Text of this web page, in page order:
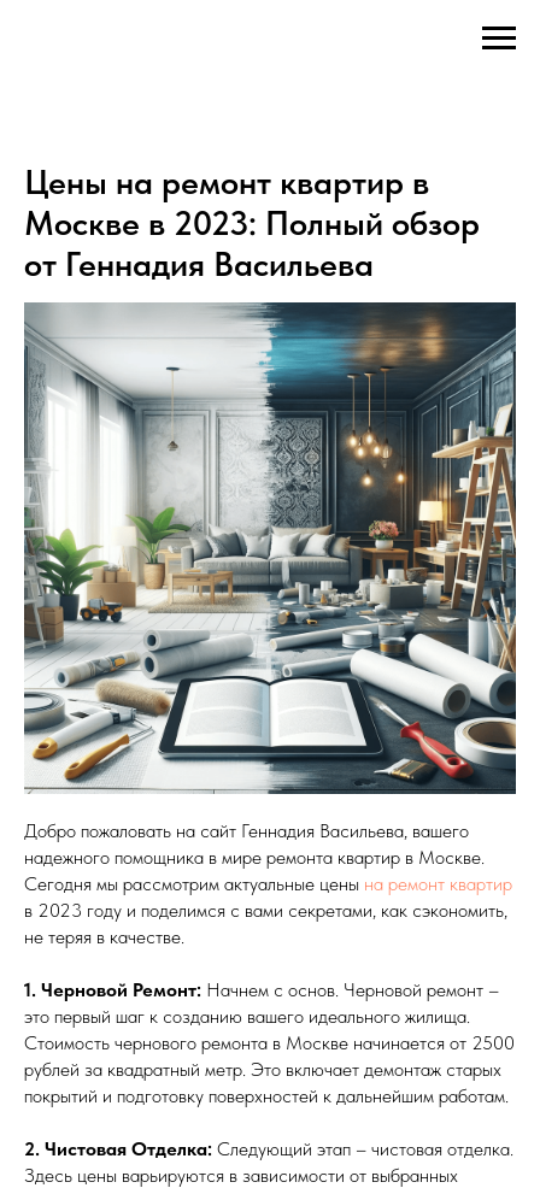
Цены на ремонт квартир в
Москве в 2023: Полный обзор
от Геннадия Васильева
Добро пожаловать на сайт Геннадия Васильева, вашего
надежного помощника в мире ремонта квартир в Москве.
Сегодня мы рассмотрим актуальные цены на ремонт квартир
в 2023 году и поделимся с вами секретами, как сэкономить,
не теряя в качестве.
1. Черновой Ремонт: Начнем с основ. Черновой ремонт –
это первый шаг к созданию вашего идеального жилища.
Стоимость чернового ремонта в Москве начинается от 2500
рублей за квадратный метр. Это включает демонтаж старых
покрытий и подготовку поверхностей к дальнейшим работам.
2. Чистовая Отделка: Следующий этап – чистовая отделка.
Здесь цены варьируются в зависимости от выбранных